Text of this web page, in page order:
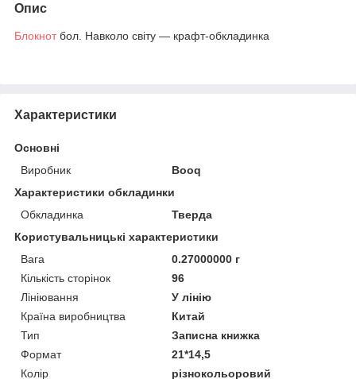
Опис
Блокнотбол. Навколо світу — крафт-обкладинка
Характеристики
Основні
Виробник
Booq
Характеристики обкладинки
Обкладинка
Тверда
Користувальницькі характеристики
Вага
0.27000000 г
Кількість сторінок
96
Лініювання
У лінію
Країна виробництва
Китай
Тип
Записна книжка
Формат
21*14,5
Колір
різнокольоровий